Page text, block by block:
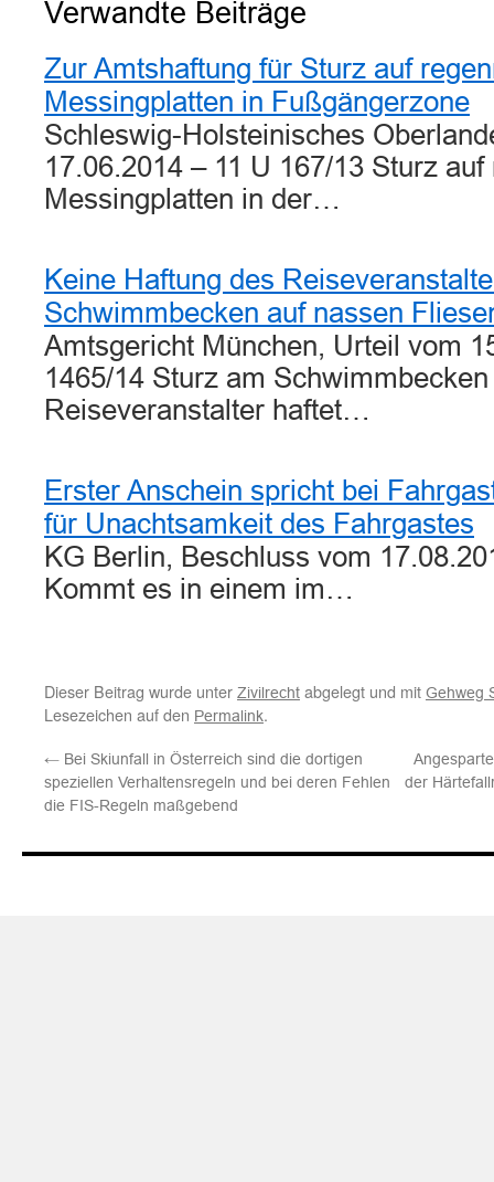
Verwandte Beiträge
Zur Amtshaftung für Sturz auf
Messingplatten in Fußgängerzone
Schleswig-Holsteinisches
17.06.2014 – 11 U 167/13 Sturz
Messingplatten in der…
Keine Haftung des
Schwimmbecken auf nassen
Amtsgericht München, Urteil vom
1465/14 Sturz am
Reiseveranstalter haftet…
Erster Anschein spricht bei
für Unachtsamkeit des Fahrgastes
KG Berlin, Beschluss vom
Kommt es in einem im…
Dieser Beitrag wurde unter Zivilrecht abgelegt und mit Gehweg
Lesezeichen auf den Permalink.
← Bei Skiunfall in Österreich sind die dortigen
speziellen Verhaltensregeln und bei deren Fehlen
die FIS-Regeln maßgebend
der